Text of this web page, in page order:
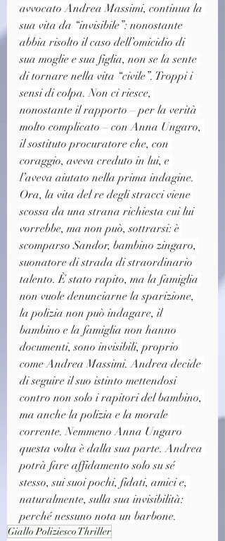
avvocato Andrea Massimi, continua la
sua vita da “invisibile”: nonostante
abbia risolto il caso dell’omicidio di
sua moglie e sua figlia, non se la sente
di tornare nella vita “civile”. Troppi i
sensi di colpa. Non ci riesce,
nonostante il rapporto – per la verità
molto complicato – con Anna Ungaro,
il sostituto procuratore che, con
coraggio, aveva creduto in lui, e
l’aveva aiutato nella prima indagine.
Ora, la vita del re degli stracci viene
scossa da una strana richiesta cui lui
vorrebbe, ma non può, sottrarsi: è
scomparso Sandor, bambino zingaro,
suonatore di strada di straordinario
talento. È stato rapito, ma la famiglia
non vuole denunciarne la sparizione,
la polizia non può indagare, il
bambino e la famiglia non hanno
documenti, sono invisibili, proprio
come Andrea Massimi. Andrea decide
di seguire il suo istinto mettendosi
contro non solo i rapitori del bambino,
ma anche la polizia e la morale
corrente. Nemmeno Anna Ungaro
questa volta è dalla sua parte. Andrea
potrà fare affidamento solo su sé
stesso, sui suoi pochi, fidati, amici e,
naturalmente, sulla sua invisibilità:
perché nessuno nota un barbone.
Giallo Poliziesco Thriller